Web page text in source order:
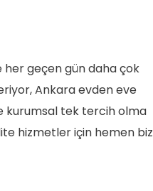
geçen gün daha çok
Ankara evden eve
kurumsal tek tercih olma
hizmetler için hemen